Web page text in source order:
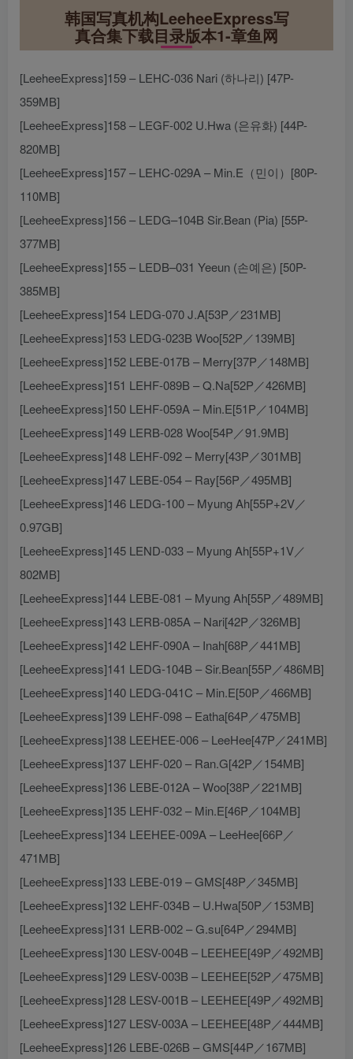
韩国写真机构LeeheeExpress写
真合集下载目录版本1-章鱼网
[LeeheeExpress]159 – LEHC-036 Nari (하나리) [47P-
359MB]
[LeeheeExpress]158 – LEGF-002 U.Hwa (은유화) [44P-
820MB]
[LeeheeExpress]157 – LEHC-029A – Min.E（민이）[80P-
110MB]
[LeeheeExpress]156 – LEDG–104B Sir.Bean (Pia) [55P-
377MB]
[LeeheeExpress]155 – LEDB–031 Yeeun (손예은) [50P-
385MB]
[LeeheeExpress]154 LEDG-070 J.A[53P／231MB]
[LeeheeExpress]153 LEDG-023B Woo[52P／139MB]
[LeeheeExpress]152 LEBE-017B – Merry[37P／148MB]
[LeeheeExpress]151 LEHF-089B – Q.Na[52P／426MB]
[LeeheeExpress]150 LEHF-059A – Min.E[51P／104MB]
[LeeheeExpress]149 LERB-028 Woo[54P／91.9MB]
[LeeheeExpress]148 LEHF-092 – Merry[43P／301MB]
[LeeheeExpress]147 LEBE-054 – Ray[56P／495MB]
[LeeheeExpress]146 LEDG-100 – Myung Ah[55P+2V／
0.97GB]
[LeeheeExpress]145 LEND-033 – Myung Ah[55P+1V／
802MB]
[LeeheeExpress]144 LEBE-081 – Myung Ah[55P／489MB]
[LeeheeExpress]143 LERB-085A – Nari[42P／326MB]
[LeeheeExpress]142 LEHF-090A – Inah[68P／441MB]
[LeeheeExpress]141 LEDG-104B – Sir.Bean[55P／486MB]
[LeeheeExpress]140 LEDG-041C – Min.E[50P／466MB]
[LeeheeExpress]139 LEHF-098 – Eatha[64P／475MB]
[LeeheeExpress]138 LEEHEE-006 – LeeHee[47P／241MB]
[LeeheeExpress]137 LEHF-020 – Ran.G[42P／154MB]
[LeeheeExpress]136 LEBE-012A – Woo[38P／221MB]
[LeeheeExpress]135 LEHF-032 – Min.E[46P／104MB]
[LeeheeExpress]134 LEEHEE-009A – LeeHee[66P／
471MB]
[LeeheeExpress]133 LEBE-019 – GMS[48P／345MB]
[LeeheeExpress]132 LEHF-034B – U.Hwa[50P／153MB]
[LeeheeExpress]131 LERB-002 – G.su[64P／294MB]
[LeeheeExpress]130 LESV-004B – LEEHEE[49P／492MB]
[LeeheeExpress]129 LESV-003B – LEEHEE[52P／475MB]
[LeeheeExpress]128 LESV-001B – LEEHEE[49P／492MB]
[LeeheeExpress]127 LESV-003A – LEEHEE[48P／444MB]
[LeeheeExpress]126 LEBE-026B – GMS[44P／167MB]